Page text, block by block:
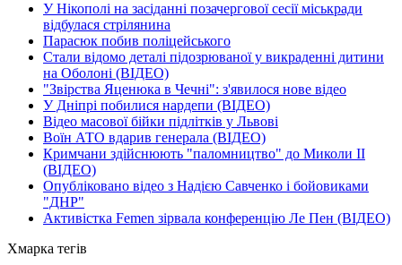
У Нікополі на засіданні позачергової сесії міськради
відбулася стрілянина
Парасюк побив поліцейського
Стали відомо деталі підозрюваної у викраденні дитини
на Оболоні (ВІДЕО)
"Звірства Яценюка в Чечні": з'явилося нове відео
У Дніпрі побилися нардепи (ВІДЕО)
Відео масової бійки підлітків у Львові
Воїн АТО вдарив генерала (ВІДЕО)
Кримчани здійснюють "паломництво" до Миколи ІІ
(ВІДЕО)
Опубліковано відео з Надією Савченко і бойовиками
"ДНР"
Активістка Femen зірвала конференцію Ле Пен (ВІДЕО)
Хмарка тегів